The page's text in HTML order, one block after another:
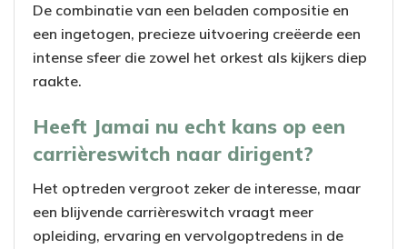
De combinatie van een beladen compositie en
een ingetogen, precieze uitvoering creëerde een
intense sfeer die zowel het orkest als kijkers diep
raakte.
Heeft Jamai nu echt kans op een
carrièreswitch naar dirigent?
Het optreden vergroot zeker de interesse, maar
een blijvende carrièreswitch vraagt meer
opleiding, ervaring en vervolgoptredens in de